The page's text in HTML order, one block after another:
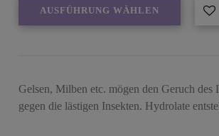
AUSFÜHRUNG WÄHLEN
Gelsen, Milben etc. mögen den Geruch
gegen die lästigen Insekten. Hydrolate